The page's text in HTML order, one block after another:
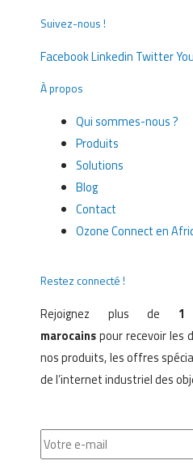
Suivez-nous !
FacebookLinkedin Twitter
À propos
Qui sommes-nous ?
Produits
Solutions
Blog
Contact
Ozone Connect en
Restez connecté !
Rejoignez plus de 1
marocainspour recevoir les
nos produits, les offres
de l’internet industriel des